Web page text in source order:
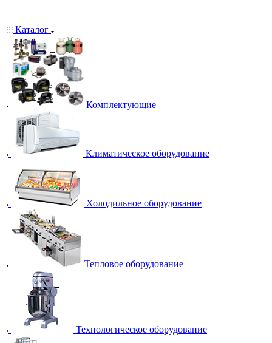
Каталог
Комплектующие
Климатическое оборудование
Холодильное оборудование
Тепловое оборудование
Технологическое оборудование